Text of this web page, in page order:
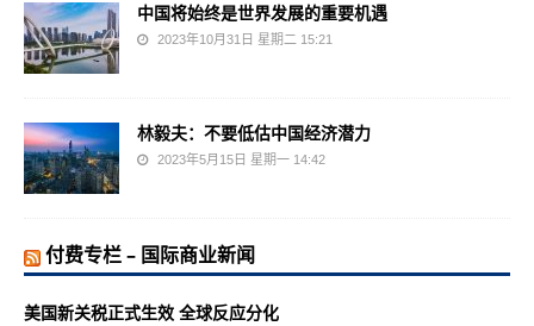
中国将始终是世界发展的重要机遇
2023年10月31日 星期二 15:21
林毅夫：不要低估中国经济潜力
2023年5月15日 星期一 14:42
付费专栏 – 国际商业新闻
美国新关税正式生效 全球反应分化